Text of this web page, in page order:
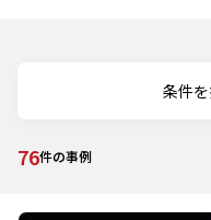
条件
76件の事例